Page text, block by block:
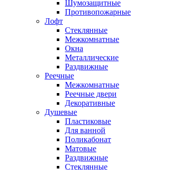
Шумозащитные
Противопожарные
Лофт
Стеклянные
Межкомнатные
Окна
Металлические
Раздвижные
Реечные
Межкомнатные
Реечные двери
Декоративные
Душевые
Пластиковые
Для ванной
Поликабонат
Матовые
Раздвижные
Стеклянные